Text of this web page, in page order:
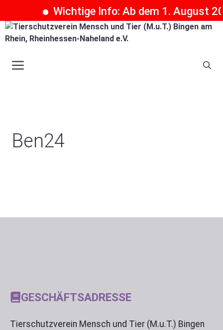
Wichtige Info: Ab dem 1. August
Zum
Inhalt
springenMenü
Ben24
GESCHÄFTSADRESSE
Tierschutzverein Mensch und Tier (M.u.T.) Bingen